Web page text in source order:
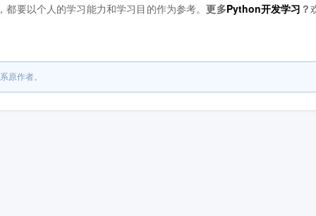
要以个人的学习能力和学习目的作为参考。更多Python开发学习 ？
原作者。